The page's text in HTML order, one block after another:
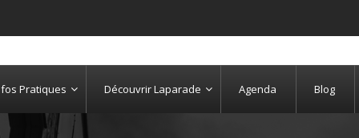
Pratiques Découvrir Laparade Agenda Blog